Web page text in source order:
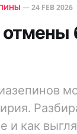
—24 FEB 2026
как